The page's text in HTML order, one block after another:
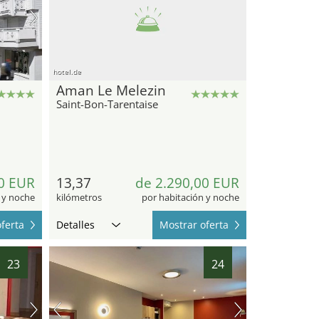
EUR
noche
hotel.de
Aman Le Melezin
Saint-Bon-Tarentaise
13,37
kilómetros
de 2.290,00 EUR
por habitación y noche
Detalles Mostrar oferta
23 24